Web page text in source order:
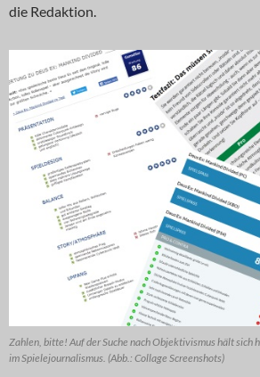
die Redaktion.
Zahlen, bitte! Auf der Suche nach Objektivismus hält sich
im Spielejournalismus. (Abb.: Collage Screenshots)